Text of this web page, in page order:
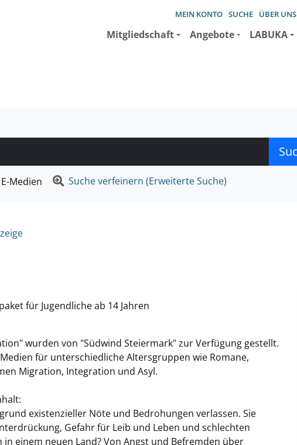
MEIN KONTO SUCHE ÜBER UNS
Mitgliedschaft Angebote LABUKA
suchen wollen.
E-Medien Suche verfeinern (Erweiterte Suche)
für Jugendliche ab 14 Jahren
wurden von "Südwind Steiermark" zur Verfügung gestellt.
für unterschiedliche Altersgruppen wie Romane,
Migration, Integration und Asyl.
existenzieller Nöte und Bedrohungen verlassen. Sie
Gefahr für Leib und Leben und schlechten
einem neuen Land? Von Angst und Befremden über